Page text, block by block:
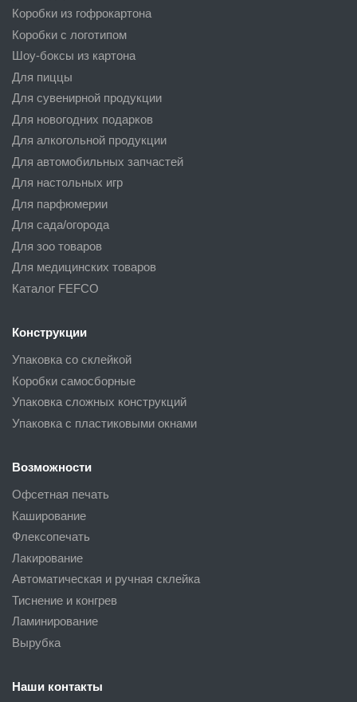
Коробки из гофрокартона
Коробки с логотипом
Шоу-боксы из картона
Для пиццы
Для сувенирной продукции
Для новогодних подарков
Для алкогольной продукции
Для автомобильных запчастей
Для настольных игр
Для парфюмерии
Для сада/огорода
Для зоо товаров
Для медицинских товаров
Каталог FEFCO
Конструкции
Упаковка со склейкой
Коробки самосборные
Упаковка сложных конструкций
Упаковка с пластиковыми окнами
Возможности
Офсетная печать
Каширование
Флексопечать
Лакирование
Автоматическая и ручная склейка
Тиснение и конгрев
Ламинирование
Вырубка
Наши контакты